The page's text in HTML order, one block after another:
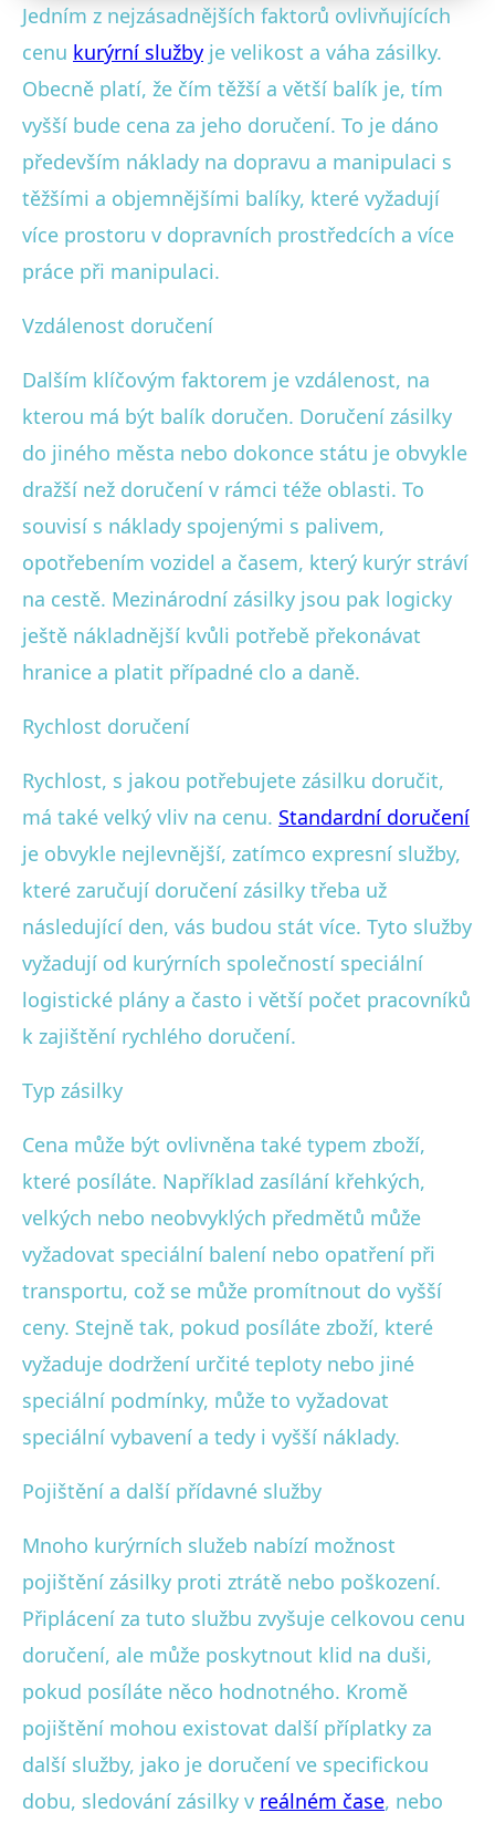
Jedním z nejzásadnějších faktorů ovlivňujících
cenu kurýrní služby je velikost a váha zásilky.
Obecně platí, že čím těžší a větší balík je, tím
vyšší bude cena za jeho doručení. To je dáno
především náklady na dopravu a manipulaci s
těžšími a objemnějšími balíky, které vyžadují
více prostoru v dopravních prostředcích a více
práce při manipulaci.
Vzdálenost doručení
Dalším klíčovým faktorem je vzdálenost, na
kterou má být balík doručen. Doručení zásilky
do jiného města nebo dokonce státu je obvykle
dražší než doručení v rámci téže oblasti. To
souvisí s náklady spojenými s palivem,
opotřebením vozidel a časem, který kurýr stráví
na cestě. Mezinárodní zásilky jsou pak logicky
ještě nákladnější kvůli potřebě překonávat
hranice a platit případné clo a daně.
Rychlost doručení
Rychlost, s jakou potřebujete zásilku doručit,
má také velký vliv na cenu. Standardní doručení
je obvykle nejlevnější, zatímco expresní služby,
které zaručují doručení zásilky třeba už
následující den, vás budou stát více. Tyto služby
vyžadují od kurýrních společností speciální
logistické plány a často i větší počet pracovníků
k zajištění rychlého doručení.
Typ zásilky
Cena může být ovlivněna také typem zboží,
které posíláte. Například zasílání křehkých,
velkých nebo neobvyklých předmětů může
vyžadovat speciální balení nebo opatření při
transportu, což se může promítnout do vyšší
ceny. Stejně tak, pokud posíláte zboží, které
vyžaduje dodržení určité teploty nebo jiné
speciální podmínky, může to vyžadovat
speciální vybavení a tedy i vyšší náklady.
Pojištění a další přídavné služby
Mnoho kurýrních služeb nabízí možnost
pojištění zásilky proti ztrátě nebo poškození.
Připlácení za tuto službu zvyšuje celkovou cenu
doručení, ale může poskytnout klid na duši,
pokud posíláte něco hodnotného. Kromě
pojištění mohou existovat další příplatky za
další služby, jako je doručení ve specifickou
dobu, sledování zásilky v reálném čase, nebo